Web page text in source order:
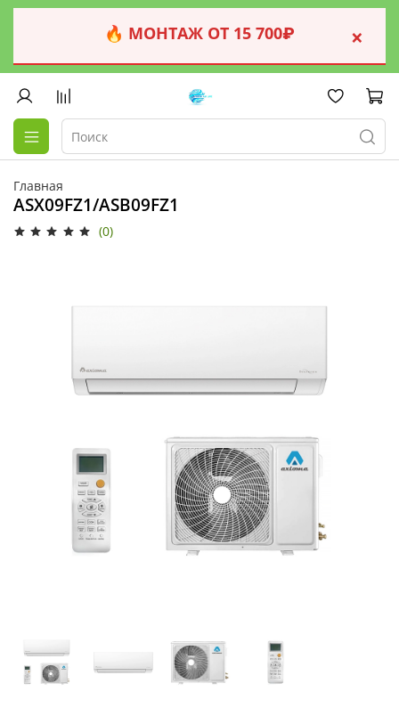
🔥 МОНТАЖ ОТ 15 700₽ ×
Главная
ASX09FZ1/ASB09FZ1
(0)